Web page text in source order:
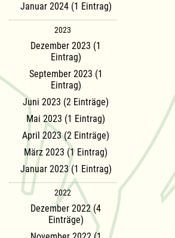
Januar 2024 (1 Eintrag)
2023
Dezember 2023 (1
Eintrag)
September 2023 (1
Eintrag)
Juni 2023 (2 Einträge)
Mai 2023 (1 Eintrag)
April 2023 (2 Einträge)
März 2023 (1 Eintrag)
Januar 2023 (1 Eintrag)
2022
Dezember 2022 (4
Einträge)